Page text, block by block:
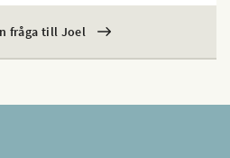
fråga till Joel